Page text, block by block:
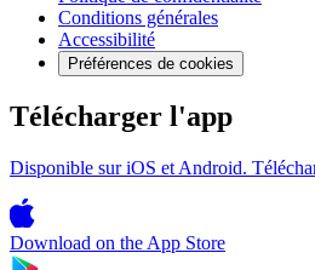
Conditions générales
Accessibilité
Préférences de cookies
Télécharger l'app
Disponible sur iOS et Android.
Download on the App Store